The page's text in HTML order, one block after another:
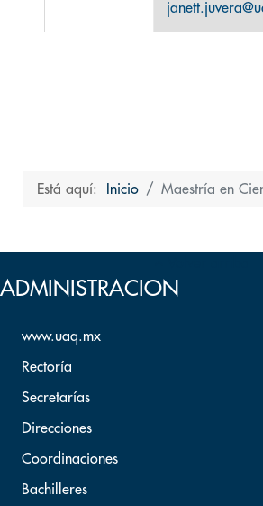
Está aquí: Inicio Maestría en
ADMINISTRACION
www.uaq.mx
Rectoría
Secretarías
Direcciones
Coordinaciones
Bachilleres